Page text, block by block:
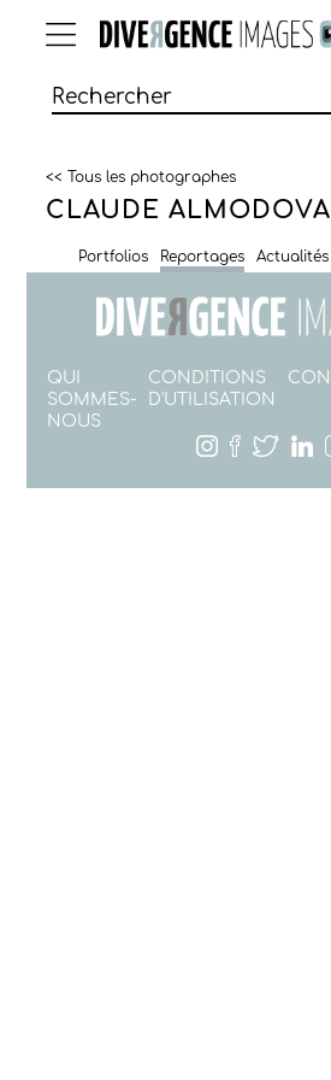
<< Tous les photographes
CLAUDE
Portfolios Reportages Actualités
QUI
SOMMES-
NOUS
CONDITIONS
D'UTILISATION